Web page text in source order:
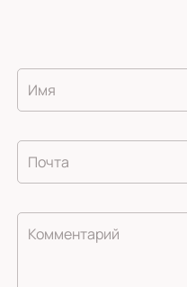
Имя
Почта
Комментарий